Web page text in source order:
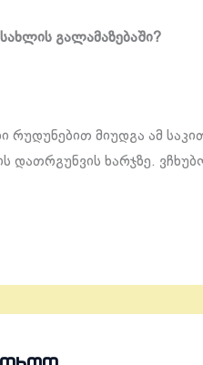
გალამაზებაში?
რუდუნებით მიუდგა ამ
დათრგუნვის ხარჯზე.